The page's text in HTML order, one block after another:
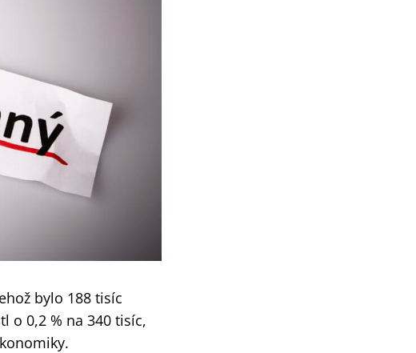
bylo 188 tisíc
o 0,2 % na 340 tisíc,